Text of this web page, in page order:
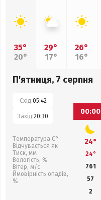
35°
20°
29°
17°
26°
16°
П'ятниця, 7 серпня
Схід:05:42
Захід:20:30
Температура С°
Відчувається як
Тиск, мм
Вологість, %
Вітер, м/с
Ймовірність опадів,
%
00:00
24°
24°
761
57
2